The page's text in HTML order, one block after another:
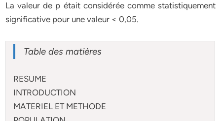
La valeur de p était considérée comme statistiquement
significative pour une valeur < 0,05.
Table des matières
RESUME
INTRODUCTION
MATERIEL ET METHODE